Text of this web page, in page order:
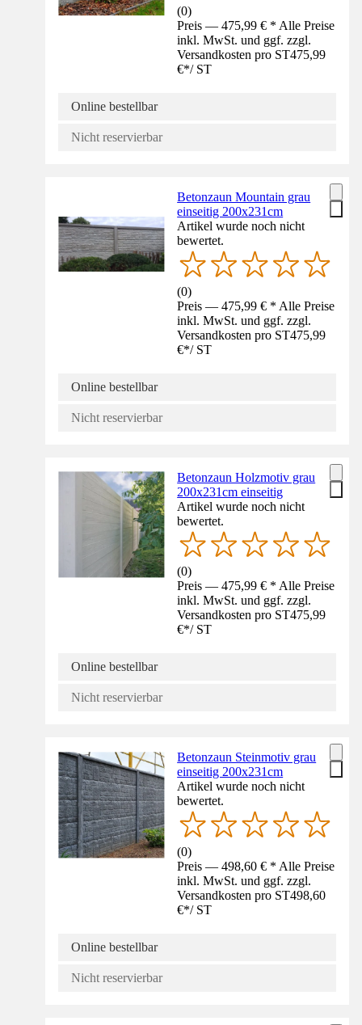
(0)
Preis — 475,99 € * Alle Preise
inkl. MwSt. und ggf. zzgl.
Versandkosten pro ST475,99
€*/ ST
Online bestellbar
Nicht reservierbar
Betonzaun Mountain grau
einseitig 200x231cm
Artikel wurde noch nicht
bewertet.
(0)
Preis — 475,99 € * Alle Preise
inkl. MwSt. und ggf. zzgl.
Versandkosten pro ST475,99
€*/ ST
Online bestellbar
Nicht reservierbar
Betonzaun Holzmotiv grau
200x231cm einseitig
Artikel wurde noch nicht
bewertet.
(0)
Preis — 475,99 € * Alle Preise
inkl. MwSt. und ggf. zzgl.
Versandkosten pro ST475,99
€*/ ST
Online bestellbar
Nicht reservierbar
Betonzaun Steinmotiv grau
einseitig 200x231cm
Artikel wurde noch nicht
bewertet.
(0)
Preis — 498,60 € * Alle Preise
inkl. MwSt. und ggf. zzgl.
Versandkosten pro ST498,60
€*/ ST
Online bestellbar
Nicht reservierbar